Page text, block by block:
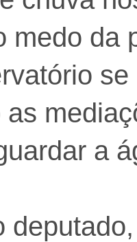
medo da
se
as
a